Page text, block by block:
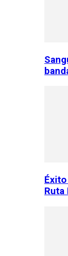
Ruta